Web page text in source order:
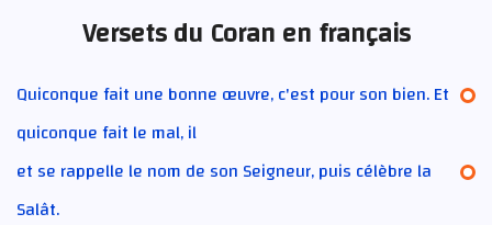
Versets du Coran en français
Quiconque fait une bonne œuvre, c'est pour son bien. Et
quiconque fait le mal, il
et se rappelle le nom de son Seigneur, puis célèbre la
Salât.